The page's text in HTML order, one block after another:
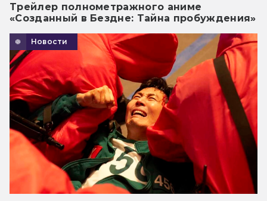
Трейлер полнометражного аниме
«Созданный в Бездне: Тайна пробуждения»
Новости